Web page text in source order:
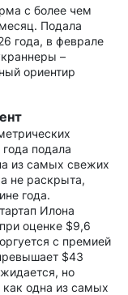
с более чем
Подала
года, в феврале
–
ориентир
подала
из самых свежих
не раскрыта,
года.
Илона
оценке $9,6
с премией
$43
но
как одна из самых